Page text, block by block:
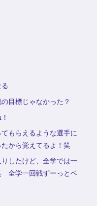
目標じゃなかった？
もらえるような選手に
から覚えてるよ！笑
したけど、全学では一
全学一回戦ずーっとベ